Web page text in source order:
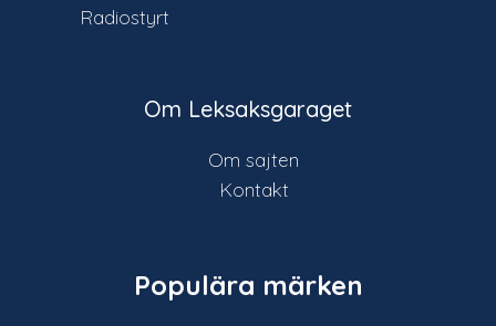
Radiostyrt
Om Leksaksgaraget
Om sajten
Kontakt
Populära märken